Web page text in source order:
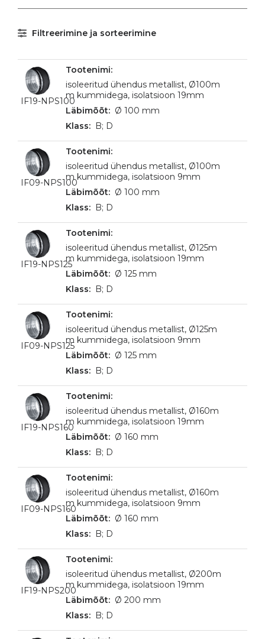
Filtreerimine ja sorteerimine
IF19-NPS100
isoleeritud ühendus metallist, Ø100m
m kummidega, isolatsioon 19mm
Ø 100 mm
B; D
IF09-NPS100
isoleeritud ühendus metallist, Ø100m
m kummidega, isolatsioon 9mm
Ø 100 mm
B; D
IF19-NPS125
isoleeritud ühendus metallist, Ø125m
m kummidega, isolatsioon 19mm
Ø 125 mm
B; D
IF09-NPS125
isoleeritud ühendus metallist, Ø125m
m kummidega, isolatsioon 9mm
Ø 125 mm
B; D
IF19-NPS160
isoleeritud ühendus metallist, Ø160m
m kummidega, isolatsioon 19mm
Ø 160 mm
B; D
IF09-NPS160
isoleeritud ühendus metallist, Ø160m
m kummidega, isolatsioon 9mm
Ø 160 mm
B; D
IF19-NPS200
isoleeritud ühendus metallist, Ø200m
m kummidega, isolatsioon 19mm
Ø 200 mm
B; D